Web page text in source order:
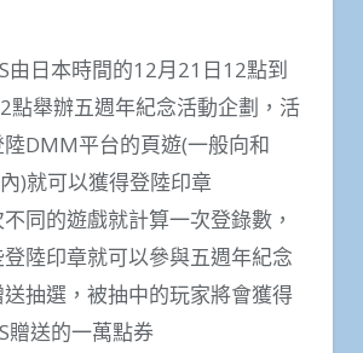
由日本時間的12月21日12點到
點舉辦五週年紀念活動企劃，活
DMM平台的頁遊(一般向和
)就可以獲得登陸印章
同的遊戲就計算一次登錄數，
陸印章就可以參與五週年紀念
抽選，被抽中的玩家將會獲得
贈送的一萬點券